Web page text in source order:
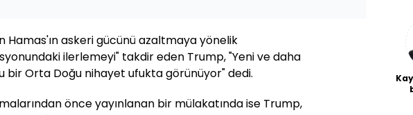
Hamas'ın askeri gücünü azaltmaya yönelik
ilerlemeyi" takdir eden Trump, "Yeni ve daha
bir Orta Doğu nihayet ufukta görünüyor" dedi.
önce yayınlanan bir mülakatında ise Trump,